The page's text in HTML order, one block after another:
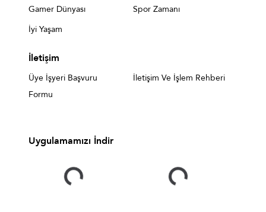
Gamer Dünyası
Spor Zamanı
İyi Yaşam
İletişim
Üye İşyeri Başvuru
Formu
İletişim Ve İşlem Rehberi
Uygulamamızı İndir